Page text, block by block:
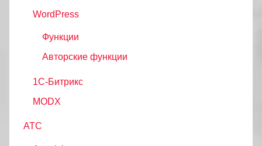
WordPress
Функции
Авторские функции
1С-Битрикс
MODX
АТС